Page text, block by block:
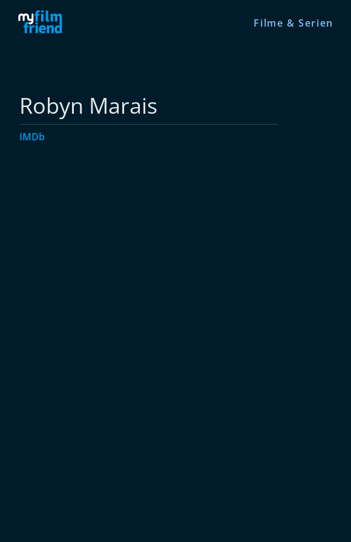
Filme & Serien
Robyn Marais
IMDb